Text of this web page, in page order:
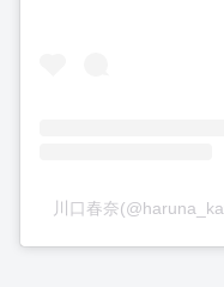
川口春奈